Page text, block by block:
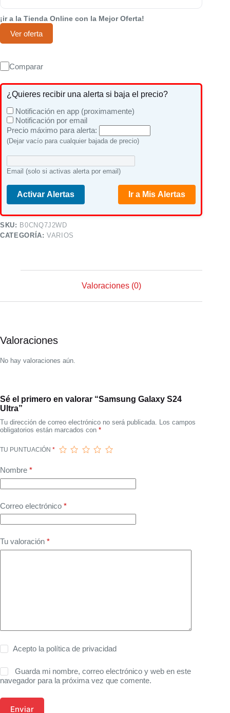
¡ir a la Tienda Online con la Mejor Oferta!
Ver oferta
Comparar
¿Quieres recibir una alerta si baja el precio?
Notificación en app (proximamente)
Notificación por email
Precio máximo para alerta:
(Dejar vacío para cualquier bajada de precio)
Email (solo si activas alerta por email)
Activar Alertas Ir a Mis Alertas
SKU: B0CNQ7J2WD
CATEGORÍA:VARIOS
Valoraciones (0)
Valoraciones
No hay valoraciones aún.
Sé el primero en valorar “Samsung Galaxy S24
Ultra”
Tu dirección de correo electrónico no será publicada. Los campos
obligatorios están marcados con *
TU PUNTUACIÓN *
Nombre *
Correo electrónico *
Tu valoración *
Acepto la política de privacidad
Guarda mi nombre, correo electrónico y web en este
navegador para la próxima vez que comente.
Enviar